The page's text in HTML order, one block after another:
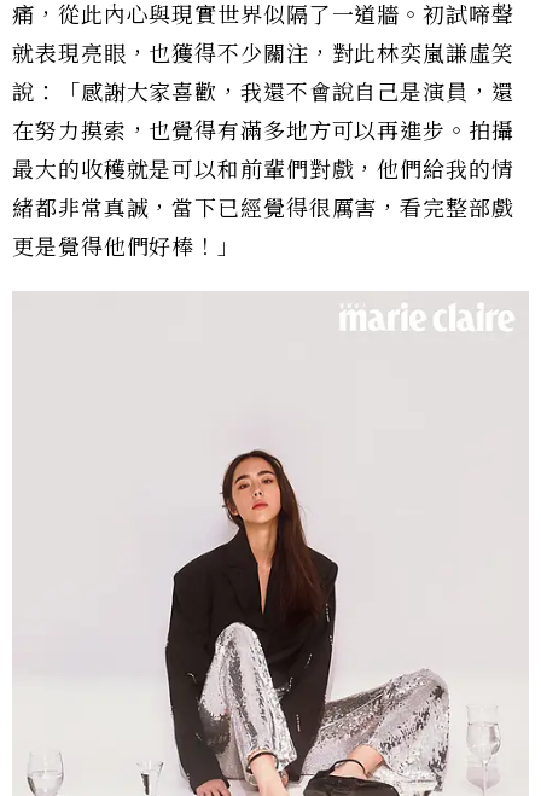
痛，從此內心與現實世界似隔了一道牆。初試啼聲
就表現亮眼，也獲得不少關注，對此林奕嵐謙虛笑
說：「感謝大家喜歡，我還不會說自己是演員，還
在努力摸索，也覺得有滿多地方可以再進步。拍攝
最大的收穫就是可以和前輩們對戲，他們給我的情
緒都非常真誠，當下已經覺得很厲害，看完整部戲
更是覺得他們好棒！」